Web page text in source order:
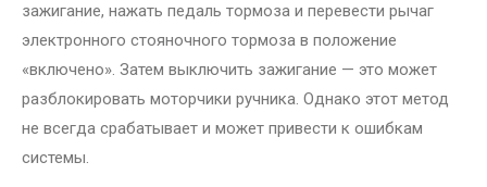
зажигание, нажать педаль тормоза и перевести рычаг
электронного стояночного тормоза в положение
«включено». Затем выключить зажигание — это может
разблокировать моторчики ручника. Однако этот метод
не всегда срабатывает и может привести к ошибкам
системы.